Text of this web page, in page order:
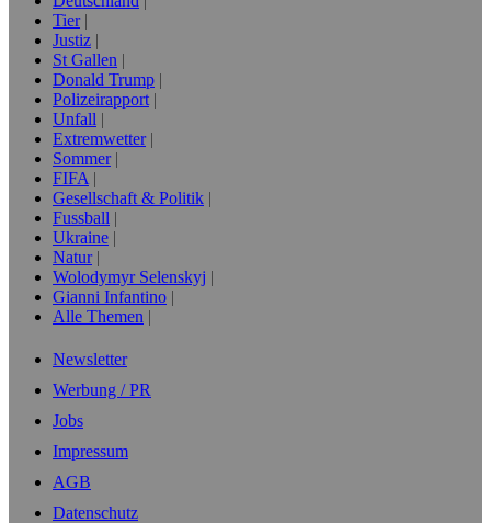
Tier
Justiz
St Gallen
Donald Trump
Polizeirapport
Unfall
Extremwetter
Sommer
FIFA
Gesellschaft & Politik
Fussball
Ukraine
Natur
Wolodymyr Selenskyj
Gianni Infantino
Alle Themen
Newsletter
Werbung / PR
Jobs
Impressum
AGB
Datenschutz